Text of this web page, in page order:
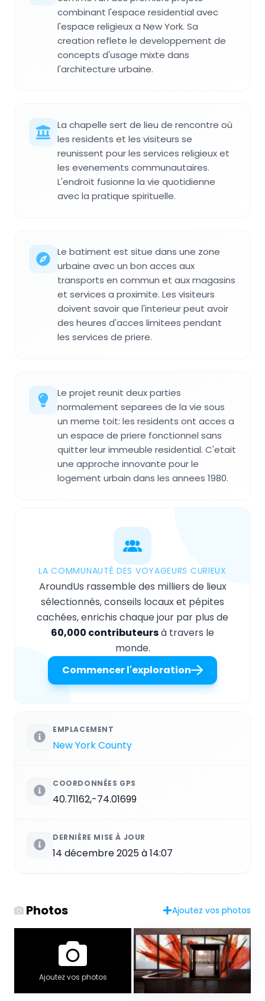
combinant l'espace residential avec
l'espace religieux a New York. Sa
creation reflete le developpement de
concepts d'usage mixte dans
l'architecture urbaine.
La chapelle sert de lieu de rencontre où
les residents et les visiteurs se
reunissent pour les services religieux et
les evenements communautaires.
L'endroit fusionne la vie quotidienne
avec la pratique spirituelle.
Le batiment est situe dans une zone
urbaine avec un bon acces aux
transports en commun et aux magasins
et services a proximite. Les visiteurs
doivent savoir que l'interieur peut avoir
des heures d'acces limitees pendant
les services de priere.
Le projet reunit deux parties
normalement separees de la vie sous
un meme toit: les residents ont acces a
un espace de priere fonctionnel sans
quitter leur immeuble residential. C'etait
une approche innovante pour le
logement urbain dans les annees 1980.
LA COMMUNAUTÉ DES VOYAGEURS CURIEUX
AroundUs rassemble des milliers de lieux
sélectionnés, conseils locaux et pépites
cachées, enrichis chaque jour par plus de
60,000 contributeursà travers le
monde.
Commencer l'exploration
EMPLACEMENT
New York County
COORDONNÉES GPS
40.71162,-74.01699
DERNIÈRE MISE À JOUR
14 décembre 2025 à 14:07
Photos Ajoutez vos photos
Ajoutez vos photos